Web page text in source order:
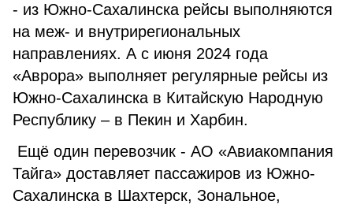
- из Южно-Сахалинска рейсы выполняются
на меж- и внутрирегиональных
направлениях. А с июня 2024 года
«Аврора» выполняет регулярные рейсы из
Южно-Сахалинска в Китайскую Народную
Республику – в Пекин и Харбин.
Ещё один перевозчик - АО «Авиакомпания
Тайга» доставляет пассажиров из Южно-
Сахалинска в Шахтерск, Зональное,